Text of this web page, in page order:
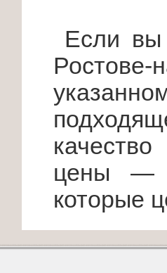
Если вы
цены —
которые